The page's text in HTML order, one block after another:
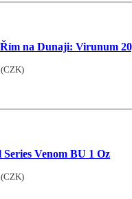
na Dunaji: Virunum
(CZK)
Venom BU 1 Oz
(CZK)